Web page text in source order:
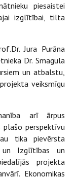
piesaistei
izglītībai, tilta
Jura Purāna
Dr. Smagula
un atbalstu,
veiksmīgu
arī ārpus
plašo perspektīvu
tika pievērsta
un Izglītības un
projekta
Ekonomikas